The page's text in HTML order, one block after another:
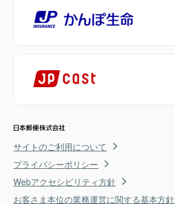
サイトのご利用について
プライバシーポリシー
Webアクセシビリティ方針
お客さま本位の業務運営に関する基本方針